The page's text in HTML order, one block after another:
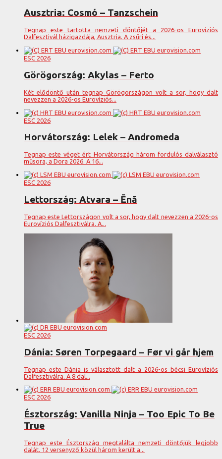
Ausztria: Cosmó – Tanzschein
Tegnap este tartotta nemzeti döntőjét a 2026-os Eurovíziós
Dalfesztivál házigazdája, Ausztria. A zsűri és...
ESC 2026
Görögország: Akylas – Ferto
Két elődöntő után tegnap Görögországon volt a sor, hogy dalt
nevezzen a 2026-os Eurovíziós...
ESC 2026
Horvátország: Lelek – Andromeda
Tegnap este véget ért Horvátország három fordulós dalválasztó
műsora, a Dora 2026. A 16...
ESC 2026
Lettország: Atvara – Ēnā
Tegnap este Lettországon volt a sor, hogy dalt nevezzen a 2026-os
Eurovíziós Dalfesztiválra. A...
ESC 2026
Dánia: Søren Torpegaard – Før vi går hjem
Tegnap este Dánia is választott dalt a 2026-os bécsi Eurovíziós
Dalfesztiválra. A 8 dal...
ESC 2026
Észtország: Vanilla Ninja – Too Epic To Be
True
Tegnap este Észtország megtalálta nemzeti döntőjük legjobb
dalát. 12 versenyző közül három került a...